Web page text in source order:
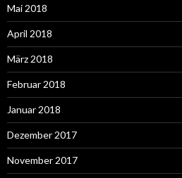
Mai 2018
April 2018
März 2018
Februar 2018
Januar 2018
Dezember 2017
November 2017